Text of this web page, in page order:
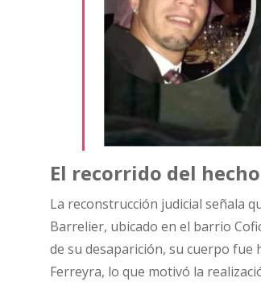
El recorrido del hecho
La reconstrucción judicial señala
Barrelier, ubicado en el barrio
de su desaparición, su cuerpo fue
Ferreyra, lo que motivó la